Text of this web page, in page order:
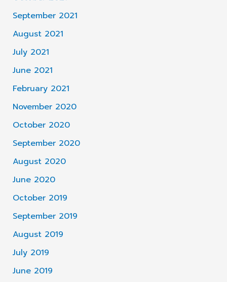
September 2021
August 2021
July 2021
June 2021
February 2021
November 2020
October 2020
September 2020
August 2020
June 2020
October 2019
September 2019
August 2019
July 2019
June 2019